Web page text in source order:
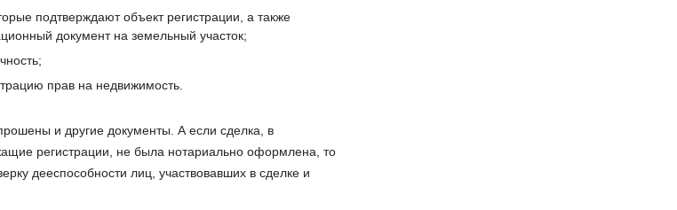
подтверждают объект регистрации, а также
документ на земельный участок;
прав на недвижимость.
и другие документы. А если сделка, в
регистрации, не была нотариально оформлена, то
дееспособности лиц, участвовавших в сделке и